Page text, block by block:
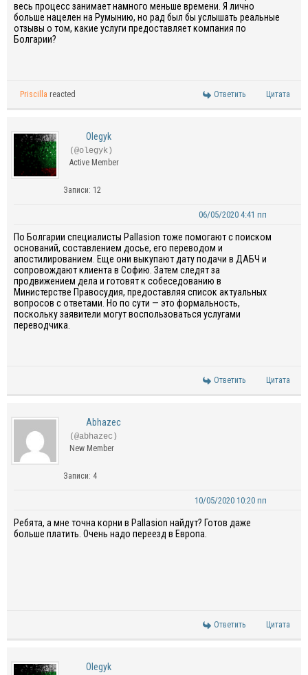
весь процесс занимает намного меньше времени. Я лично
больше нацелен на Румынию, но рад был бы услышать реальные
отзывы о том, какие услуги предоставляет компания по
Болгарии?
Priscilla reacted Ответить Цитата
Olegyk
(@olegyk)
Active Member
Записи: 12
06/05/2020 4:41 пп
По Болгарии специалисты Pallasion тоже помогают с поиском
оснований, составлением досье, его переводом и
апостилированием. Еще они выкупают дату подачи в ДАБЧ и
сопровождают клиента в Софию. Затем следят за
продвижением дела и готовят к собеседованию в
Министерстве Правосудия, предоставляя список актуальных
вопросов с ответами. Но по сути — это формальность,
поскольку заявители могут воспользоваться услугами
переводчика.
Ответить Цитата
Abhazec
(@abhazec)
New Member
Записи: 4
10/05/2020 10:20 пп
Ребята, а мне точна корни в Pallasion найдут? Готов даже
больше платить. Очень надо переезд в Европа.
Ответить Цитата
Olegyk